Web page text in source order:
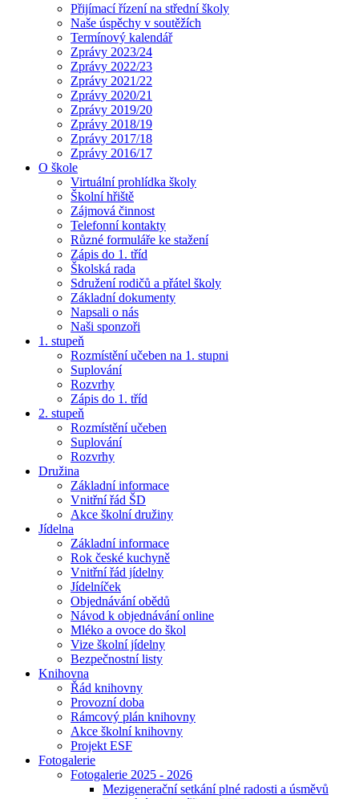
Přijímací řízení na střední školy
Naše úspěchy v soutěžích
Termínový kalendář
Zprávy 2023/24
Zprávy 2022/23
Zprávy 2021/22
Zprávy 2020/21
Zprávy 2019/20
Zprávy 2018/19
Zprávy 2017/18
Zprávy 2016/17
O škole
Virtuální prohlídka školy
Školní hřiště
Zájmová činnost
Telefonní kontakty
Různé formuláře ke stažení
Zápis do 1. tříd
Školská rada
Sdružení rodičů a přátel školy
Základní dokumenty
Napsali o nás
Naši sponzoři
1. stupeň
Rozmístění učeben na 1. stupni
Suplování
Rozvrhy
Zápis do 1. tříd
2. stupeň
Rozmístění učeben
Suplování
Rozvrhy
Družina
Základní informace
Vnitřní řád ŠD
Akce školní družiny
Jídelna
Základní informace
Rok české kuchyně
Vnitřní řád jídelny
Jídelníček
Objednávání obědů
Návod k objednávání online
Mléko a ovoce do škol
Vize školní jídelny
Bezpečnostní listy
Knihovna
Řád knihovny
Provozní doba
Rámcový plán knihovny
Akce školní knihovny
Projekt ESF
Fotogalerie
Fotogalerie 2025 - 2026
Mezigenerační setkání plné radosti a úsměvů